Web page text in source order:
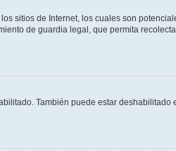
sitios de Internet, los cuales son
de guardia legal, que permita
También puede estar deshabilitado